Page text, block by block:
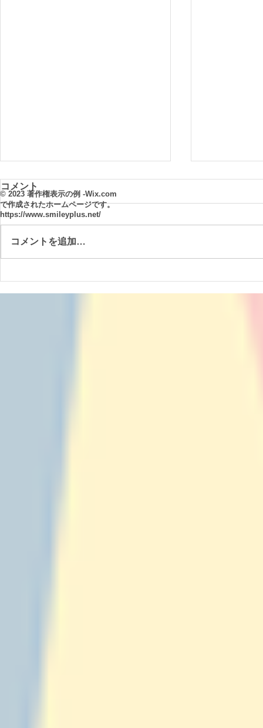
ました
うございま
コメント
コメントを追加…
© 2023 著作権表示の例 -Wix.com
で作成されたホームページです。
https://www.smileyplus.net/